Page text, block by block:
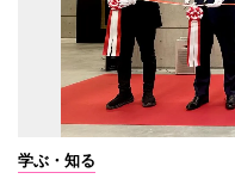
学ぶ・知る